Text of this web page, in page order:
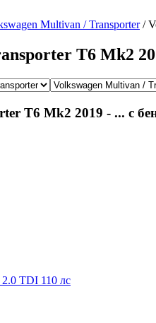
Multivan / Transporter/
T6 Mk2
T6 Mk2 2019 - ... с
TDI 110 лс